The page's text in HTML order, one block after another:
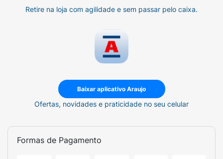
Retire na loja com agilidade e sem passar pelo caixa.
Baixar aplicativo Araujo
Ofertas, novidades e praticidade no seu celular
Formas de Pagamento